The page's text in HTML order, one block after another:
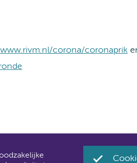
corona/coronaprik
UMC.